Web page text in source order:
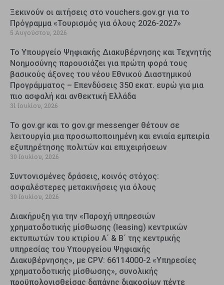
Ξεκινούν οι αιτήσεις στο vouchers.gov.gr για το
Πρόγραμμα «Τουρισμός για όλους 2026-2027»
5 Αυγούστου, 2026
Το Υπουργείο Ψηφιακής Διακυβέρνησης και Τεχνητής
Νοημοσύνης παρουσιάζει για πρώτη φορά τους
βασικούς άξονες του νέου Εθνικού Διαστημικού
Προγράμματος – Επενδύσεις 350 εκατ. ευρώ για μια
πιο ασφαλή και ανθεκτική Ελλάδα
31 Ιουλίου, 2026
Το gov.gr και το gov.gr messenger θέτουν σε
λειτουργία μια προσωποποιημένη και ενιαία εμπειρία
εξυπηρέτησης πολιτών και επιχειρήσεων
30 Ιουλίου, 2026
Συντονισμένες δράσεις, κοινός στόχος:
ασφαλέστερες μετακινήσεις για όλους
30 Ιουλίου, 2026
Διακήρυξη για την «Παροχή υπηρεσιών
χρηματοδοτικής μίσθωσης (leasing) κεντρικών
εκτυπωτών του κτιρίου Α΄ & Β΄ της κεντρικής
υπηρεσίας του Υπουργείου Ψηφιακής
Διακυβέρνησης», με CPV: 66114000-2 «Υπηρεσίες
χρηματοδοτικής μίσθωσης», συνολικής
προϋπολογισθείσας δαπάνης διακοσίων πέντε